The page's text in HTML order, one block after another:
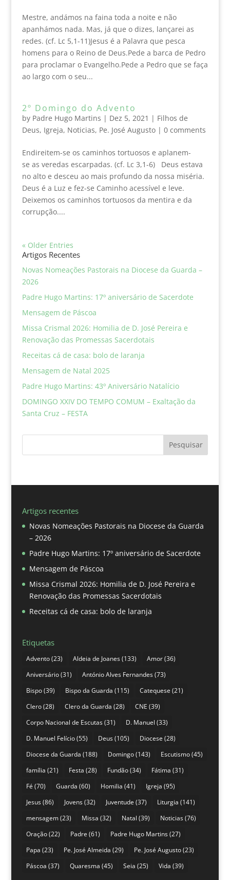
Mestre, andámos na faina toda a noite e não
apanhámos nada. Mas, já que o dizes, lançarei as
redes. (cf. Lc 5,1-11)Jesus é a Palavra que pesca
homens para o Reino de Deus.Pede a barca de Pedro
para proclamar o Evangelho.Pede a Pedro que se faça
ao largo com o seu...
2º Domingo do Advento
by Padre Hugo Martins | Dez 5, 2021 | Filhos de
Deus, Igreja, Noticias, Pe. José Augusto| 0 comments
Endireitem-se os caminhos tortuosos e aplanem-
se as veredas escarpadas. (cf. Lc 3,1-6) Deus estava
no alto e desceu ao mais profundo da nossa miséria.
Deus é a Luz e fez-se Caminho acessível e leve.
Deixemos os caminhos tortuosos da mentira e da
corrupção....
« Older Entries
Artigos Recentes
Novas Nomeações Pastorais na Diocese da Guarda –
2026
Padre Hugo Martins: 17º aniversário de Sacerdote
Mensagem de Páscoa
Missa Crismal 2026: Homilia de D. José Pereira e
Renovação das Promessas Sacerdotais
Receitas cá de casa: bolo de laranja
Mensagem de Natal 2025
Padre Hugo Martins: 43º Aniversário Natalício
DOMINGO XXIV DO TEMPO COMUM – Exaltação da
Santa Cruz – FESTA
Pesquisar
Artigos recentes
Novas Nomeações Pastorais na Diocese da Guarda
– 2026
Padre Hugo Martins: 17º aniversário de Sacerdote
Mensagem de Páscoa
Missa Crismal 2026: Homilia de D. José Pereira e
Renovação das Promessas Sacerdotais
Receitas cá de casa: bolo de laranja
Etiquetas
Advento(23) Aldeia de Joanes(133) Amor(36)
Aniversário(31) António Alves Fernandes(73)
Bispo(39) Bispo da Guarda (115) Catequese (21)
Clero(28) Clero da Guarda (28) CNE (39)
Corpo Nacional de Escutas(31) D. Manuel (33)
D. Manuel Felício(55) Deus(105) Diocese (28)
Diocese da Guarda (188) Domingo(143) Escutismo(45)
família (21) Festa (28) Fundão(34) Fátima (31)
Fé (70) Guarda (60) Homilia (41) Igreja (95)
Jesus(86) Jovens(32) Juventude (37) Liturgia (141)
mensagem(23) Missa (32) Natal (39) Noticias(76)
Oração(22) Padre (61) Padre Hugo Martins(27)
Papa (23) Pe. José Almeida (29) Pe. José Augusto(23)
Páscoa (37) Quaresma (45) Seia (25) Vida (39)